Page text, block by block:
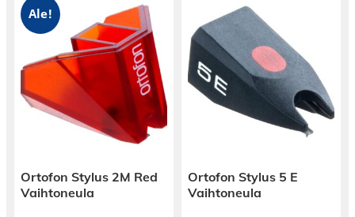
Ale!
Ortofon Stylus 2M Red
Vaihtoneula
Ortofon Stylus 5 E
Vaihtoneula